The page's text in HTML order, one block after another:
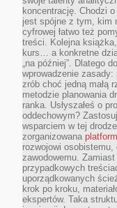
koncentrację. Chodzi
jest spójne z tym, kim
cyfrowej łatwo też
treści. Kolejna
kurs… a konkretne
„na później”. Dlatego
wprowadzenie
zrób choć jedną małą
metodzie planowania
ranka. Usłyszałeś o
oddechowym?
wsparciem w tej
zorganizowana
rozwojowi osobistemu,
zawodowemu.
przypadkowych
uporządkowanych
krok po kroku,
ekspertów. Taka